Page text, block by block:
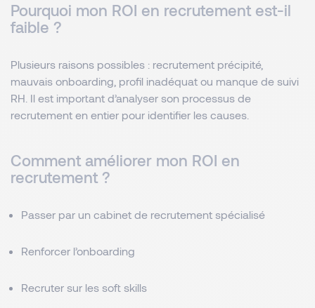
Pourquoi mon ROI en recrutement est-il
faible ?
Plusieurs raisons possibles : recrutement précipité,
mauvais onboarding, profil inadéquat ou manque de suivi
RH. Il est important d’analyser son processus de
recrutement en entier pour identifier les causes.
Comment améliorer mon ROI en
recrutement ?
Passer par un cabinet de recrutement spécialisé
Renforcer l’onboarding
Recruter sur les soft skills